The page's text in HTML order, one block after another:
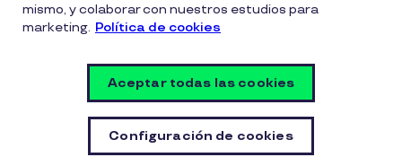
Carta Ética Lista de precios
Información
Configuración de cookies
mismo, y colaborar con nuestros estudios para
marketing. Política de cookies
Configuración de cookies
Aceptar todas las cookies